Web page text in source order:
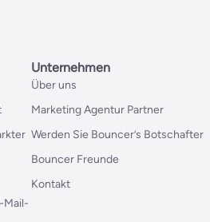
Mail-
Unternehmen
Über uns
Marketing Agentur Partner
Werden Sie Bouncer’s Botschafter
Bouncer Freunde
Kontakt